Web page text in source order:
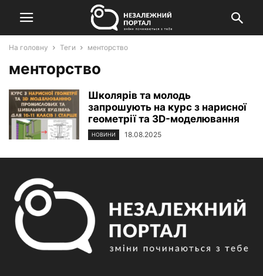
На головну Теги менторство
менторство
Школярів та молодь
запрошують на курс з нарисної
геометрії та 3D-моделювання
НОВИНИ 18.08.2025